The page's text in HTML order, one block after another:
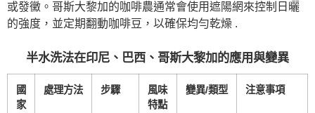
或發黴。哥斯大黎加的咖啡農通常會使用遮陽網來控制日曬
的強度，並定期翻動咖啡豆，以確保均勻乾燥 .
半水洗法在印尼、巴西、哥斯大黎加的應用與變異
國
家
處理方法 步驟
風味
特點
變異/類型 注意事項